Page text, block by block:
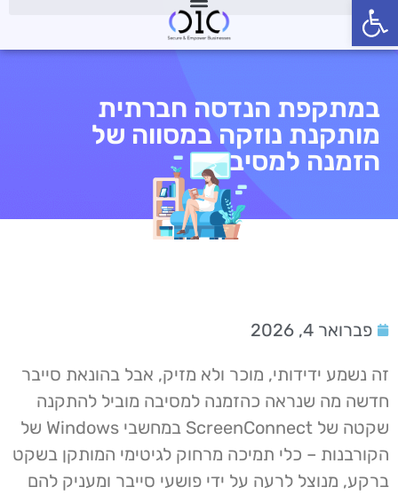
פתח סרגל נגישות
במתקפת הנדסה חברתית
מותקנת נוזקה במסווה של
הזמנה למסיבה
פברואר 4, 2026
זה נשמע ידידותי, מוכר ולא מזיק, אבל בהונאת סייבר
חדשה מה שנראה כהזמנה למסיבה מוביל להתקנה
שקטה של ​​ScreenConnect במחשבי Windows של
הקורבנות – כלי תמיכה מרחוק לגיטימי המותקן בשקט
ברקע, מנוצל לרעה על ידי פושעי סייבר ומעניק להם